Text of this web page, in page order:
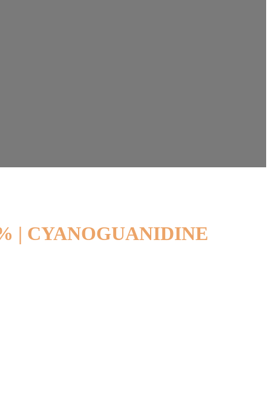
| CYANOGUANIDINE